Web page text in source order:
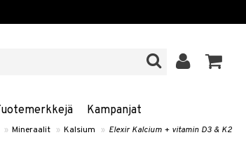
Kampanjat
» Mineraalit » Kalsium » Elexir Kalcium + vitamin D3 & K2